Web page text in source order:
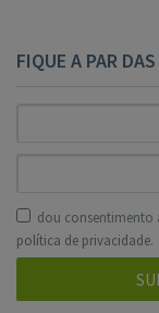
FIQUE A PAR
dou consentimento
política de privacidade.